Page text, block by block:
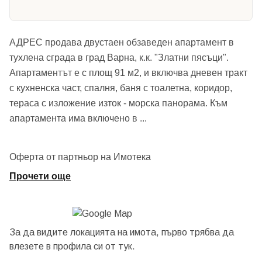
АДРЕС продава двустаен обзаведен апартамент в
тухлена сграда в град Варна, к.к. "Златни пясъци".
Апартаментът е с площ 91 м2, и включва дневен тракт
с кухненска част, спалня, баня с тоалетна, коридор,
тераса с изложение изток - морска панорама. Към
апартамента има включено в ...
Оферта от партньор на Имотека
Прочети още
За да видите локацията на имота, първо трябва да
влезете в профила си от тук.